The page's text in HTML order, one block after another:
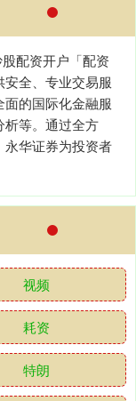
配资开户「配资
全、专业交易服
的国际化金融服
析等。通过全方
华证券为投资者
视频
耗资
特朗